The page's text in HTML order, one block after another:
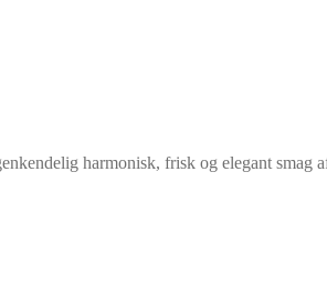
harmonisk, frisk og elegant smag